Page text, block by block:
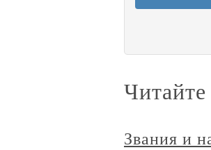
Звания и